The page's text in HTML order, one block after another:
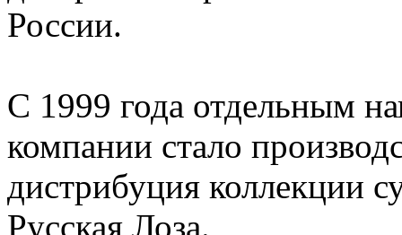
России.
С 1999 года отдельным
компании стало
дистрибуция коллекции
Русская Лоза.